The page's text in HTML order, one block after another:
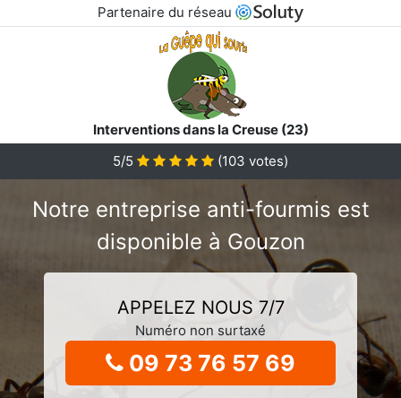
Partenaire du réseau
Interventions dans la Creuse (23)
5/5
(103 votes)
Notre entreprise anti-fourmis est
disponible à Gouzon
APPELEZ NOUS 7/7
Numéro non surtaxé
09 73 76 57 69